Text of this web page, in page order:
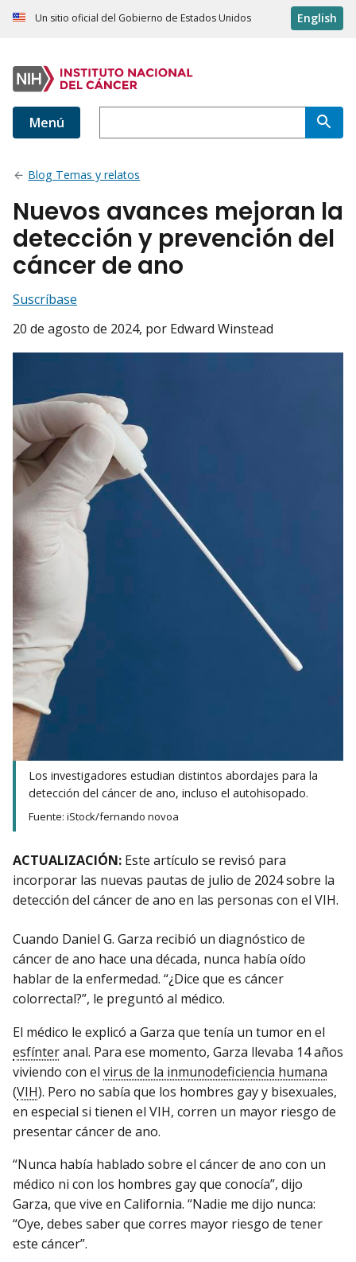
Un sitio oficial del Gobierno de Estados Unidos English
Menú
Blog Temas y relatos
Nuevos avances mejoran la
detección y prevención del
cáncer de ano
Suscríbase
20 de agosto de 2024, por Edward Winstead
Los investigadores estudian distintos abordajes para la
detección del cáncer de ano, incluso el autohisopado.
Fuente: iStock/fernando novoa
ACTUALIZACIÓN: Este artículo se revisó para
incorporar las nuevas pautas de julio de 2024 sobre la
detección del cáncer de ano en las personas con el VIH.
Cuando Daniel G. Garza recibió un diagnóstico de
cáncer de ano hace una década, nunca había oído
hablar de la enfermedad. “¿Dice que es cáncer
colorrectal?”, le preguntó al médico.
El médico le explicó a Garza que tenía un tumor en el
esfínteranal. Para ese momento, Garza llevaba 14 años
viviendo con el virus de la inmunodeficiencia humana
(VIH). Pero no sabía que los hombres gay y bisexuales,
en especial si tienen el VIH, corren un mayor riesgo de
presentar cáncer de ano.
“Nunca había hablado sobre el cáncer de ano con un
médico ni con los hombres gay que conocía”, dijo
Garza, que vive en California. “Nadie me dijo nunca:
“Oye, debes saber que corres mayor riesgo de tener
este cáncer”.